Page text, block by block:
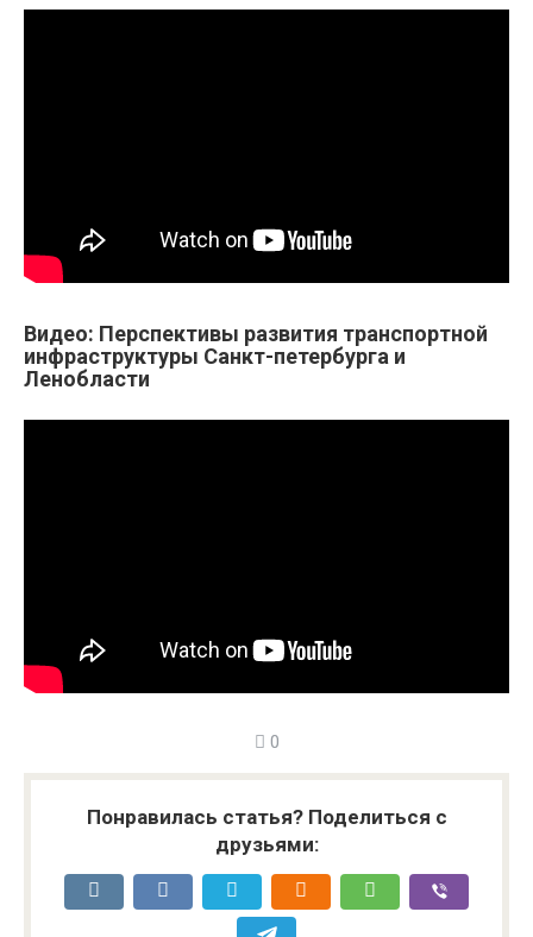
Видео: Перспективы развития транспортной
инфраструктуры Санкт-петербурга и
Ленобласти
0
Понравилась статья? Поделиться с
друзьями: